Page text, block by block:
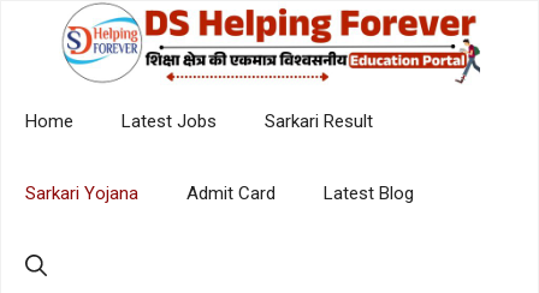
Home Latest Jobs Sarkari Result
Sarkari Yojana Admit Card Latest Blog